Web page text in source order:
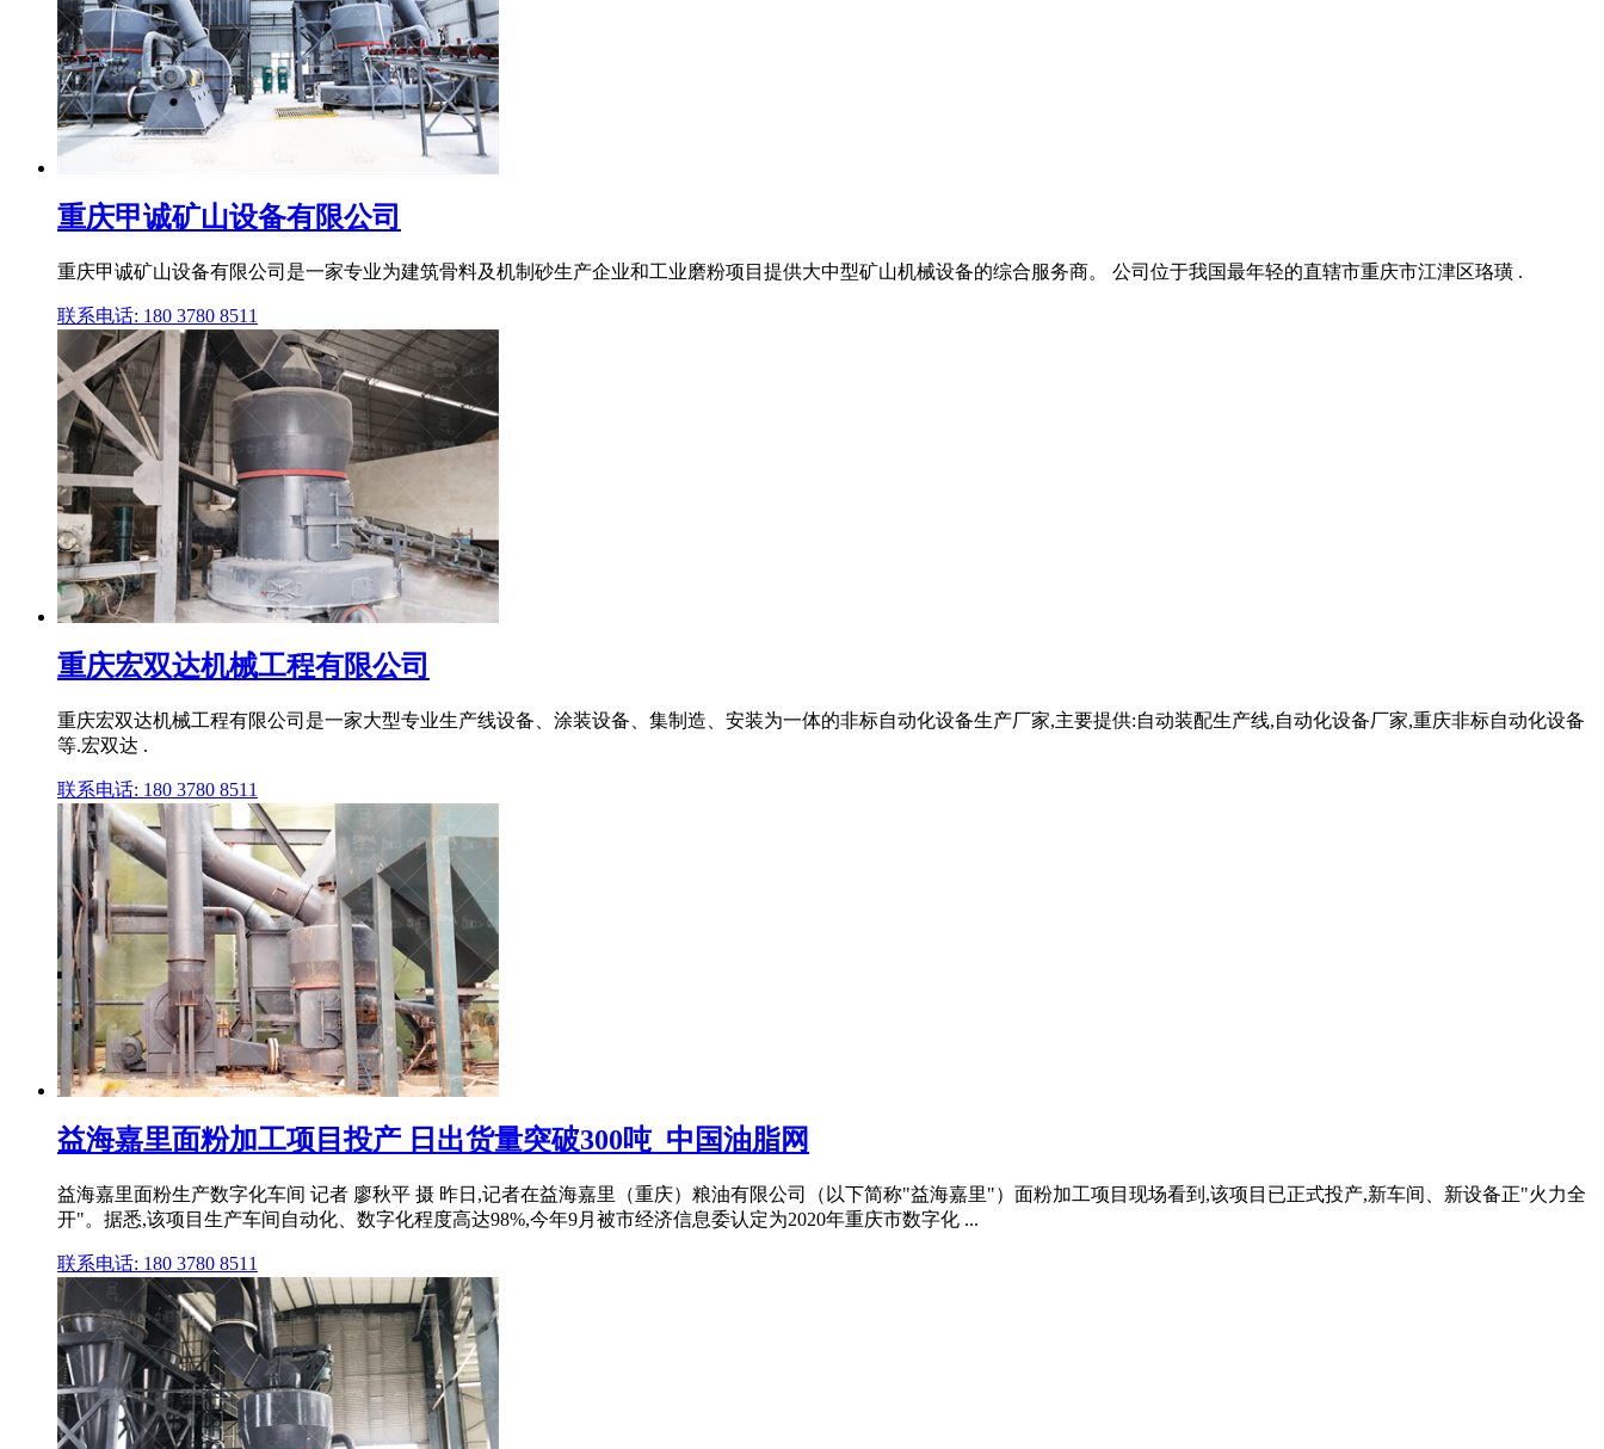
重庆甲诚矿山设备有限公司
重庆甲诚矿山设备有限公司是一家专业为建筑骨料及机制砂生产企业和工业磨粉项目提供大中型矿山机械设备的综合服务商。 公司位于我国最年轻的直辖市重庆市江津区珞璜 .
联系电话: 180 3780 8511
重庆宏双达机械工程有限公司
重庆宏双达机械工程有限公司是一家大型专业生产线设备、涂装设备、集制造、安装为一体的非标自动化设备生产厂家,主要提供:自动装配生产线,自动化设备厂家,重庆非标自动化设备
等.宏双达 .
联系电话: 180 3780 8511
益海嘉里面粉加工项目投产 日出货量突破300吨_中国油脂网
益海嘉里面粉生产数字化车间 记者 廖秋平 摄 昨日,记者在益海嘉里（重庆）粮油有限公司（以下简称"益海嘉里"）面粉加工项目现场看到,该项目已正式投产,新车间、新设备正"火力全
开"。据悉,该项目生产车间自动化、数字化程度高达98%,今年9月被市经济信息委认定为2020年重庆市数字化 ...
联系电话: 180 3780 8511